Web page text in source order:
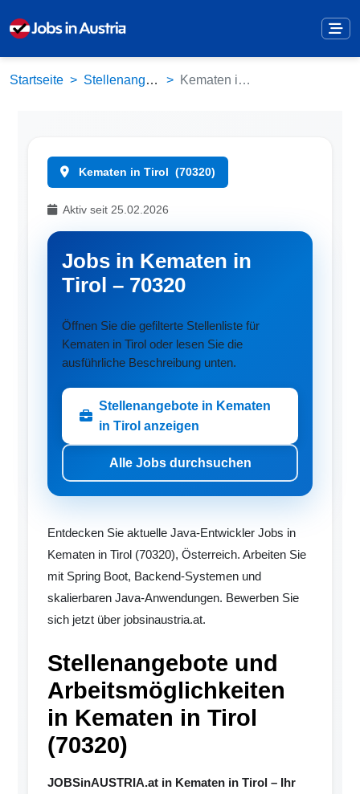
Startseite Stellenangebote Kematen in Tirol (70320)
Kematen in Tirol (70320)
Aktiv seit 25.02.2026
Jobs in Kematen in
Tirol – 70320
Öffnen Sie die gefilterte Stellenliste für
Kematen in Tirol oder lesen Sie die
ausführliche Beschreibung unten.
Stellenangebote in Kematen
in Tirol anzeigen
Alle Jobs durchsuchen
Entdecken Sie aktuelle Java-Entwickler Jobs in
Kematen in Tirol (70320), Österreich. Arbeiten Sie
mit Spring Boot, Backend-Systemen und
skalierbaren Java-Anwendungen. Bewerben Sie
sich jetzt über jobsinaustria.at.
Stellenangebote und
Arbeitsmöglichkeiten
in Kematen in Tirol
(70320)
JOBSinAUSTRIA.at in Kematen in Tirol – Ihr